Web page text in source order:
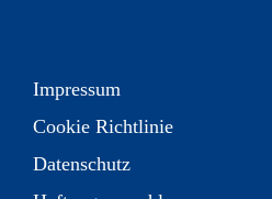
Impressum
Cookie Richtlinie
Datenschutz